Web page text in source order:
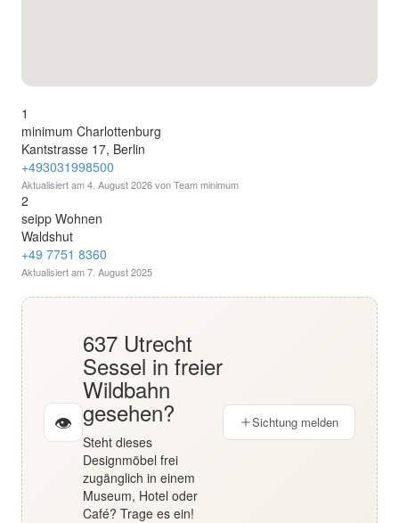
1
minimum Charlottenburg
Kantstrasse 17, Berlin
+493031998500
Aktualisiert am4. August 2026von Team minimum
2
seipp Wohnen
Waldshut
+49 7751 8360
Aktualisiert am7. August 2025
👁
637 Utrecht
Sessel in freier
Wildbahn
gesehen?
Steht dieses
Designmöbel frei
zugänglich in einem
Museum, Hotel oder
Café? Trage es ein!
Sichtung melden